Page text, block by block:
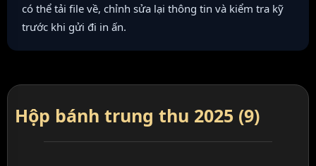
có thể tải file về, chỉnh sửa lại thông tin và kiểm tra kỹ
trước khi gửi đi in ấn.
Hộp bánh trung thu 2025 (9)